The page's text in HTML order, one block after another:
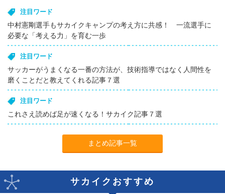
注目ワード
中村憲剛選手もサカイクキャンプの考え方に共感！ 一流選手に
必要な「考える力」を育む一歩
注目ワード
サッカーがうまくなる一番の方法が、技術指導ではなく人間性を
磨くことだと教えてくれる記事７選
注目ワード
これさえ読めば足が速くなる！サカイク記事７選
まとめ記事一覧
サカイクおすすめ